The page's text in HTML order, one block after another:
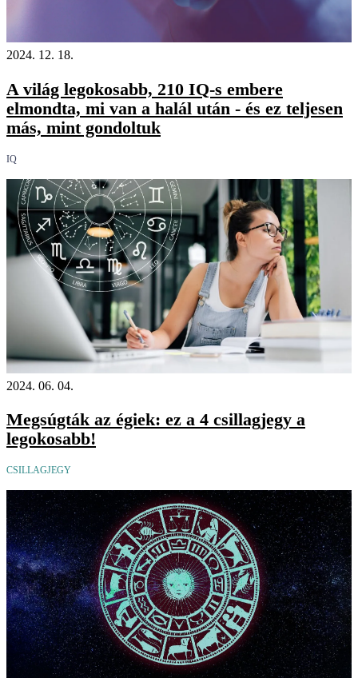
2024. 12. 18.
A világ legokosabb, 210 IQ-s embere
elmondta, mi van a halál után - és ez teljesen
más, mint gondoltuk
IQ
2024. 06. 04.
Megsúgták az égiek: ez a 4 csillagjegy a
legokosabb!
CSILLAGJEGY